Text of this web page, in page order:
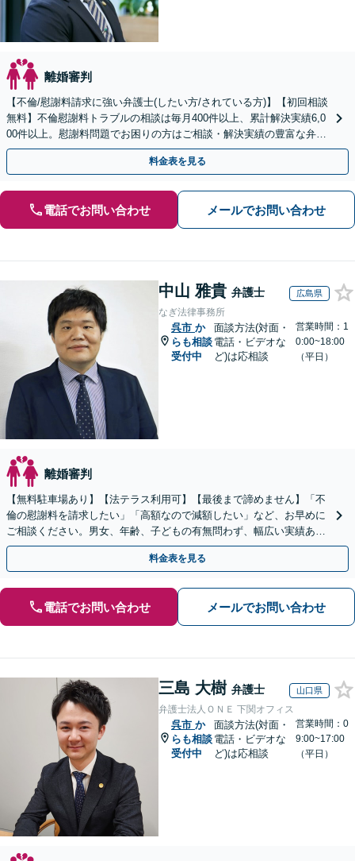
離婚審判
【不倫/慰謝料請求に強い弁護士(したい方/されている方)】【初回相談
無料】不倫慰謝料トラブルの相談は毎月400件以上、累計解決実績6,0
00件以上。慰謝料問題でお困りの方はご相談・解決実績の豊富な弁護
士による無料相談をご利用ください。
料金表を見る
電話でお問い合わせ メールでお問い合わせ
中山 雅貴 弁護士 広島県
なぎ法律事務所
呉市 か
らも相談
受付中
面談方法(対面・
電話・ビデオな
ど)は応相談
営業時間：1
0:00~18:00
（平日）
離婚審判
【無料駐車場あり】【法テラス利用可】【最後まで諦めません】「不
倫の慰謝料を請求したい」「高額なので減額したい」など、お早めに
ご相談ください。男女、年齢、子どもの有無問わず、幅広い実績あ
り。当日相談も可能な限り対応【子連れ相談可】【秘密厳守】
料金表を見る
電話でお問い合わせ メールでお問い合わせ
三島 大樹 弁護士 山口県
弁護士法人ＯＮＥ 下関オフィス
呉市 か
らも相談
受付中
面談方法(対面・
電話・ビデオな
ど)は応相談
営業時間：0
9:00~17:00
（平日）